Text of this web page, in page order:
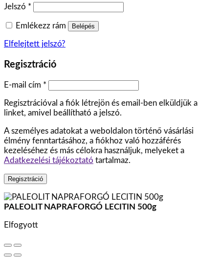
Jelszó *
Emlékezz rám Belépés
Elfelejtett jelszó?
Regisztráció
E-mail cím *
Regisztrációval a fiók létrejön és email-ben elküldjük a
linket, amivel beállítható a jelszó.
A személyes adatokat a weboldalon történő vásárlási
élmény fenntartásához, a fiókhoz való hozzáférés
kezeléséhez és más célokra használjuk, melyeket a
Adatkezelési tájékoztató tartalmaz.
Regisztráció
PALEOLIT NAPRAFORGÓ LECITIN 500g
Elfogyott